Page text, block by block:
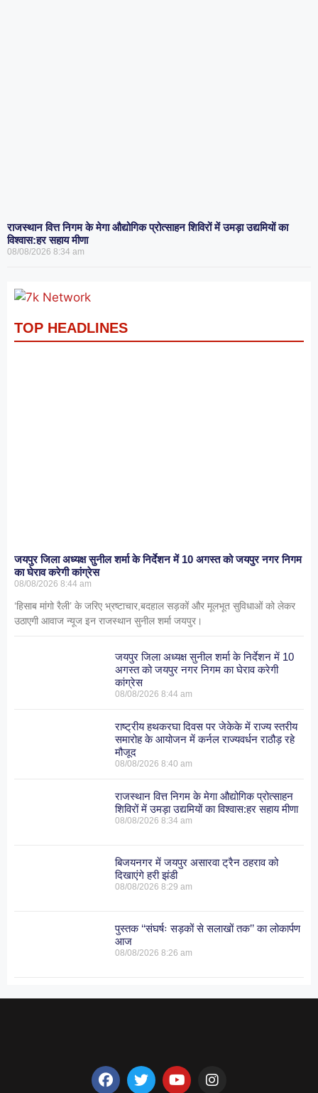
राजस्थान वित्त निगम के मेगा औद्योगिक प्रोत्साहन शिविरों में उमड़ा उद्यमियों का
विश्वास:हर सहाय मीणा
08/08/2026 8:34 am
TOP HEADLINES
जयपुर जिला अध्यक्ष सुनील शर्मा के निर्देशन में 10 अगस्त को जयपुर नगर निगम
का घेराव करेगी कांग्रेस
08/08/2026 8:44 am
‘हिसाब मांगो रैली’ के जरिए भ्रष्टाचार,बदहाल सड़कों और मूलभूत सुविधाओं को लेकर
उठाएगी आवाज न्यूज इन राजस्थान सुनील शर्मा जयपुर।
जयपुर जिला अध्यक्ष सुनील शर्मा के निर्देशन में 10
अगस्त को जयपुर नगर निगम का घेराव करेगी
कांग्रेस
08/08/20268:44 am
राष्ट्रीय हथकरघा दिवस पर जेकेके में राज्य स्तरीय
समारोह के आयोजन में कर्नल राज्यवर्धन राठौड़ रहे
मौजूद
08/08/20268:40 am
राजस्थान वित्त निगम के मेगा औद्योगिक प्रोत्साहन
शिविरों में उमड़ा उद्यमियों का विश्वास:हर सहाय मीणा
08/08/20268:34 am
बिजयनगर में जयपुर असारवा ट्रैन ठहराव को
दिखाएंगे हरी झंडी
08/08/20268:29 am
पुस्तक ‘‘संघर्षः सड़कों से सलाखों तक’’ का लोकार्पण
आज
08/08/20268:26 am